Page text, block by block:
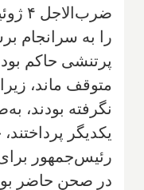
را به سرانجام
پرتنشی حاکم
متوقف ماند،
نگرفته بودند،
یکدیگر
رئیس‌جمهور
در صحن حاضر